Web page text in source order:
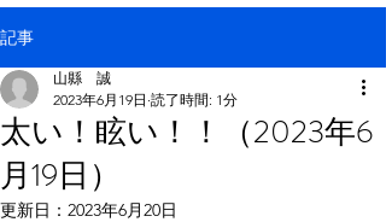
記事
太い！眩い！！（2023年6
月19日）
山縣 誠
2023年6月19日 読了時間: 1分
更新日： 2023年6月20日